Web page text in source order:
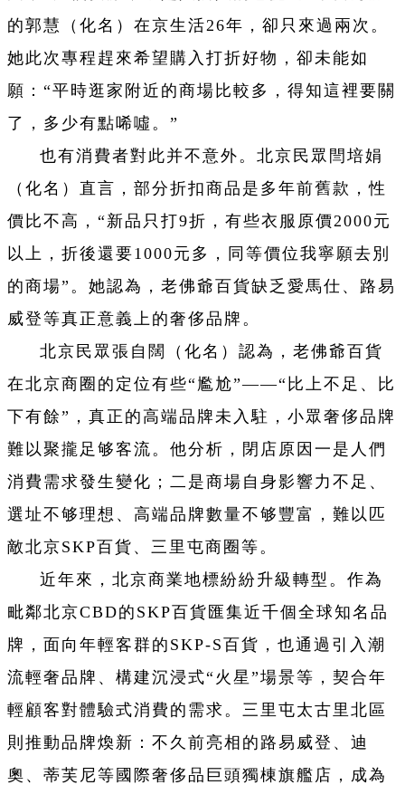
的郭慧（化名）在京生活26年，卻只來過兩次。
她此次專程趕來希望購入打折好物，卻未能如
願：“平時逛家附近的商場比較多，得知這裡要關
了，多少有點唏噓。”
也有消費者對此并不意外。北京民眾閆培娟
（化名）直言，部分折扣商品是多年前舊款，性
價比不高，“新品只打9折，有些衣服原價2000元
以上，折後還要1000元多，同等價位我寧願去別
的商場”。她認為，老佛爺百貨缺乏愛馬仕、路易
威登等真正意義上的奢侈品牌。
北京民眾張自闊（化名）認為，老佛爺百貨
在北京商圈的定位有些“尷尬”——“比上不足、比
下有餘”，真正的高端品牌未入駐，小眾奢侈品牌
難以聚攏足够客流。他分析，閉店原因一是人們
消費需求發生變化；二是商場自身影響力不足、
選址不够理想、高端品牌數量不够豐富，難以匹
敵北京SKP百貨、三里屯商圈等。
近年來，北京商業地標紛紛升級轉型。作為
毗鄰北京CBD的SKP百貨匯集近千個全球知名品
牌，面向年輕客群的SKP-S百貨，也通過引入潮
流輕奢品牌、構建沉浸式“火星”場景等，契合年
輕顧客對體驗式消費的需求。三里屯太古里北區
則推動品牌煥新：不久前亮相的路易威登、迪
奧、蒂芙尼等國際奢侈品巨頭獨棟旗艦店，成為